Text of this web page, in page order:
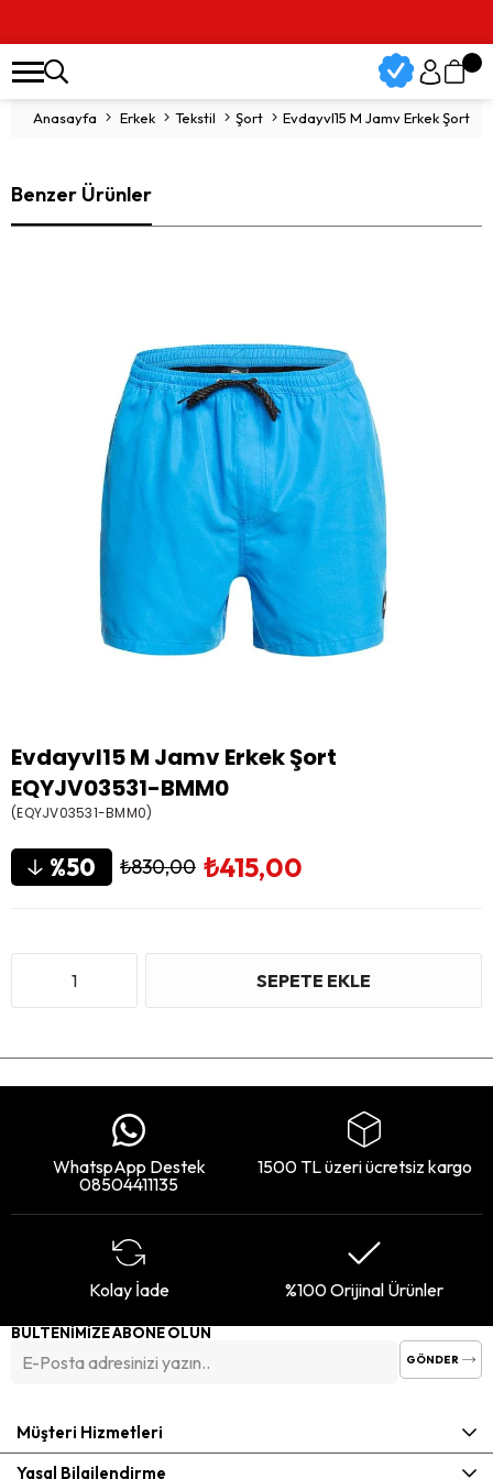
Anasayfa Erkek Tekstil Şort Evdayvl15 M Jamv Erkek Şort
Benzer Ürünler
Evdayvl15 M Jamv Erkek Şort
EQYJV03531-BMM0
(EQYJV03531-BMM0)
50 ₺830,00 ₺415,00
WhatspApp Destek
08504411135
1500 TL üzeri ücretsiz kargo
Kolay İade %100 Orijinal Ürünler
BÜLTENİMİZE ABONE OLUN
GÖNDER
Müşteri Hizmetleri
Yasal Bilgilendirme